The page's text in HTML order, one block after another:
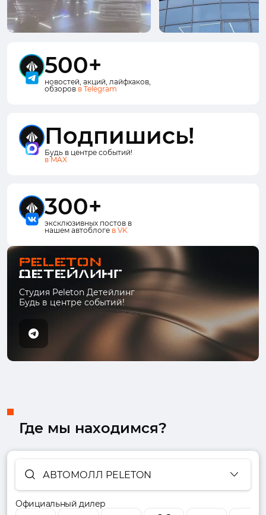
500+
новостей, акций, лайфхаков,
обзоров в Telegram
Подпишись!
Будь в центре событий!
в MAX
300+
эксклюзивных постов в
нашем автоблоге в VK
Студия Peleton Детейлинг
Будь в центре событий!
Где мы находимся?
АВТОМОЛЛ PELETON
Официальный дилер